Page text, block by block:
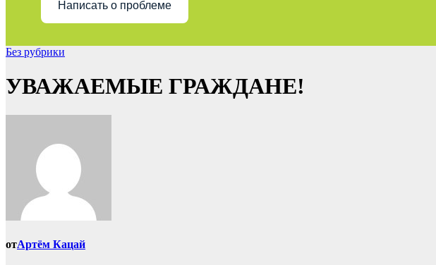
Написать о проблеме
Без рубрики
УВАЖАЕМЫЕ ГРАЖДАНЕ!
отАртём Кацай